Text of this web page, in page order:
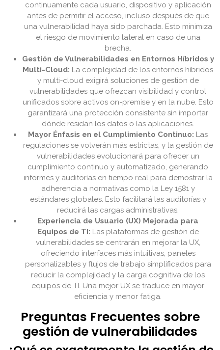
continuamente cada usuario, dispositivo y aplicación
antes de permitir el acceso, incluso después de que
una vulnerabilidad haya sido parchada. Esto minimiza
el riesgo de movimiento lateral en caso de una
brecha.
Gestión de Vulnerabilidades en Entornos Híbridos y
Multi-Cloud: La complejidad de los entornos híbridos
y multi-cloud exigirá soluciones de gestión de
vulnerabilidades que ofrezcan visibilidad y control
unificados sobre activos on-premise y en la nube. Esto
garantizará una protección consistente sin importar
dónde residan los datos o las aplicaciones.
Mayor Énfasis en el Cumplimiento Continuo: Las
regulaciones se volverán más estrictas, y la gestión de
vulnerabilidades evolucionará para ofrecer un
cumplimiento continuo y automatizado, generando
informes y auditorías en tiempo real para demostrar la
adherencia a normativas como la Ley 1581 y
estándares globales. Esto facilitará las auditorías y
reducirá las cargas administrativas.
Experiencia de Usuario (UX) Mejorada para
Equipos de TI: Las plataformas de gestión de
vulnerabilidades se centrarán en mejorar la UX,
ofreciendo interfaces más intuitivas, paneles
personalizables y flujos de trabajo simplificados para
reducir la complejidad y la carga cognitiva de los
equipos de TI. Una mejor UX se traduce en mayor
eficiencia y menor fatiga.
Preguntas Frecuentes sobre
gestión de vulnerabilidades